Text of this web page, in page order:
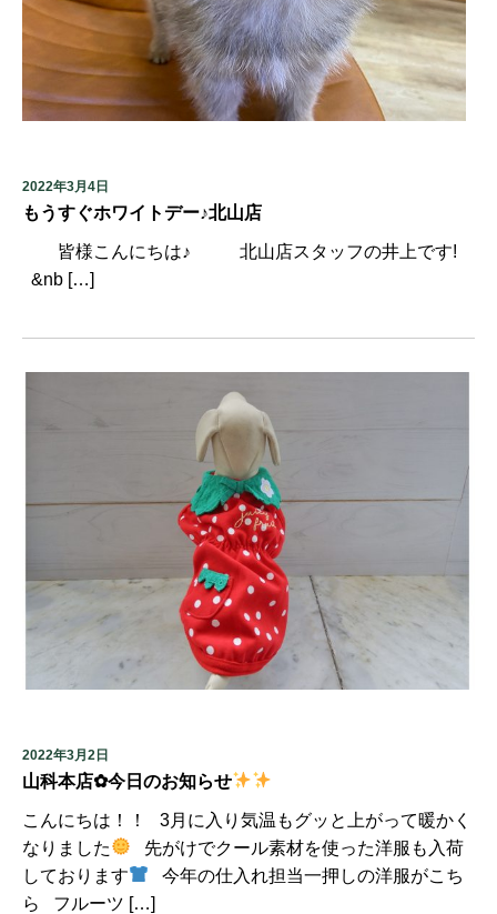
2022年3月4日
もうすぐホワイトデー♪北山店
皆様こんにちは♪ 北山店スタッフの井上です!
&nb […]
2022年3月2日
山科本店✿今日のお知らせ
こんにちは！！ 3月に入り気温もグッと上がって暖かく
なりました
先がけでクール素材を使った洋服も入荷
しております
今年の仕入れ担当一押しの洋服がこち
ら フルーツ […]